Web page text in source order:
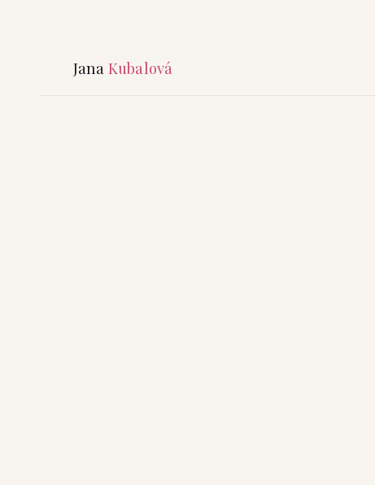
Jana Kubalová